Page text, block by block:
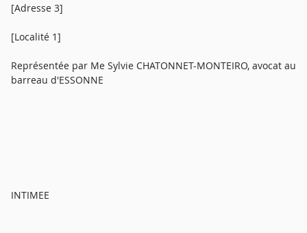
[Adresse 3]
[Localité 1]
Représentée par Me Sylvie CHATONNET-MONTEIRO, avocat au
barreau d'ESSONNE
INTIMEE